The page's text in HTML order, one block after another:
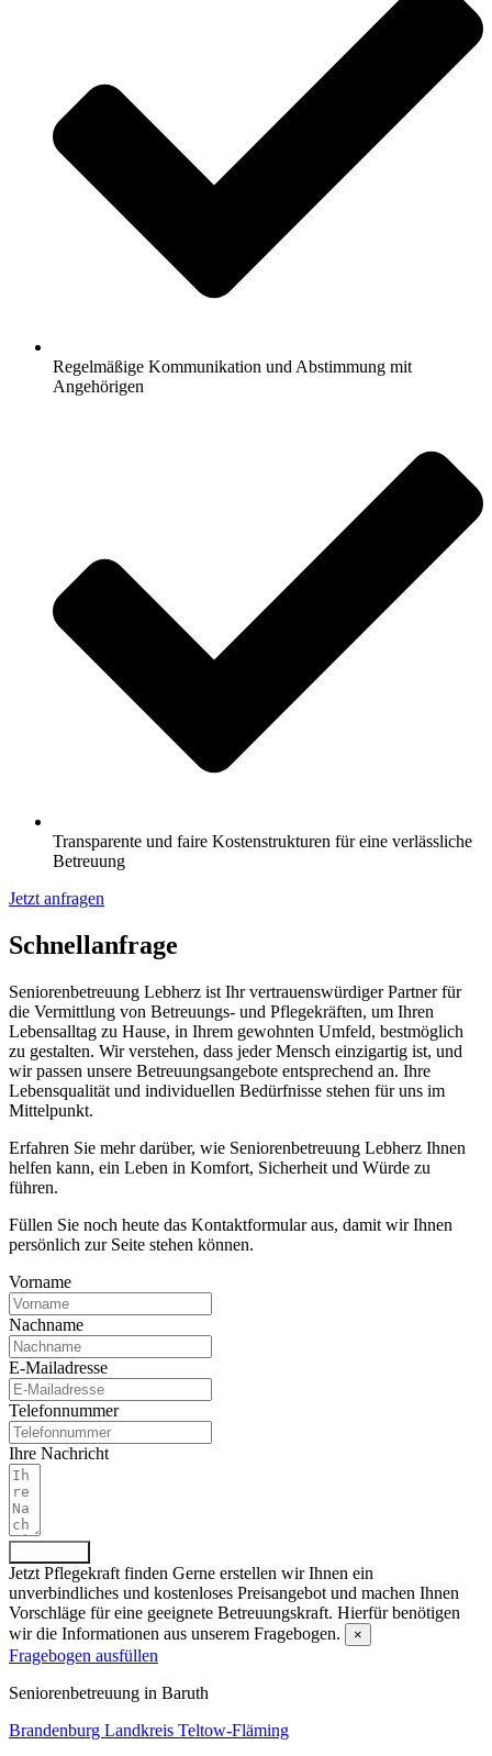
Regelmäßige Kommunikation und Abstimmung mit
Angehörigen
Transparente und faire Kostenstrukturen für eine verlässliche
Betreuung
Jetzt anfragen
Schnell­anfrage
Seniorenbetreuung Lebherz ist Ihr vertrauenswürdiger Partner für
die Vermittlung von Betreuungs- und Pflegekräften, um Ihren
Lebensalltag zu Hause, in Ihrem gewohnten Umfeld, bestmöglich
zu gestalten. Wir verstehen, dass jeder Mensch einzigartig ist, und
wir passen unsere Betreuungsangebote entsprechend an. Ihre
Lebensqualität und individuellen Bedürfnisse stehen für uns im
Mittelpunkt.
Erfahren Sie mehr darüber, wie Seniorenbetreuung Lebherz Ihnen
helfen kann, ein Leben in Komfort, Sicherheit und Würde zu
führen.
Füllen Sie noch heute das Kontaktformular aus, damit wir Ihnen
persönlich zur Seite stehen können.
Vorname
Nachname
E-Mailadresse
Telefonnummer
Ihre Nachricht
Jetzt Pflegekraft finden Gerne erstellen wir Ihnen ein
unverbindliches und kostenloses Preisangebot und machen Ihnen
Vorschläge für eine geeignete Betreuungskraft. Hierfür benötigen
wir die Informationen aus unserem Fragebogen.
×
Fragebogen ausfüllen
Senioren­betreuung in Baruth
Brandenburg Landkreis Teltow-Fläming